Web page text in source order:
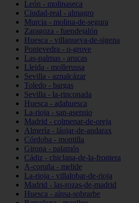
León - molinaseca
Ciudad-real - almagro
Murcia - molina-de-segura
Zaragoza - fuendejalón
Huesca - villanueva-de-sigena
Pontevedra - o-grove
Las-palmas - arucas
Lleida - mollerussa
Sevilla - aznalcázar
Toledo - bargas
Sevilla - la-rinconada
Huesca - adahuesca
La-rioja - san-asensio
Madrid - colmenar-de-oreja
Almería - láujar-de-andarax
Córdoba - montilla
Girona - palamós
Cádiz - chiclana-de-la-frontera
A-coruña - melide
La-rioja - villalobar-de-rioja
Madrid - las-rozas-de-madrid
Huesca - aínsa-sobrarbe